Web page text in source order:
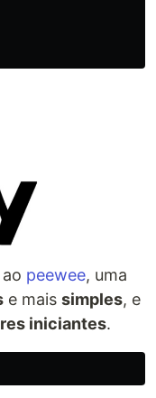
peewee, uma
e mais simples, e
iniciantes.